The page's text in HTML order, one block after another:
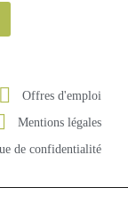
Offres d'emploi
Mentions légales
de confidentialité